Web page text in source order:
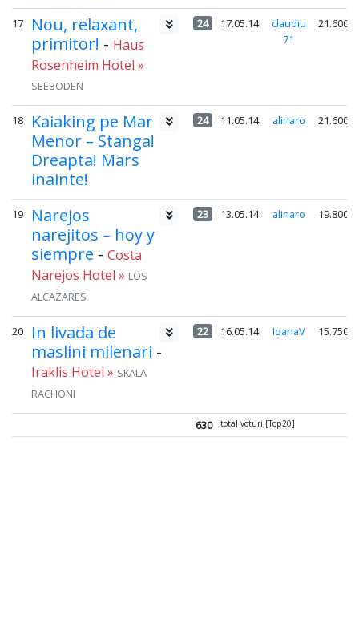
17
Nou, relaxant,
primitor! - Haus
Rosenheim Hotel »
SEEBODEN
24 17.05.14
claudiu
71
21.600
18
Kaiaking pe Mar
Menor – Stanga!
Dreapta! Mars
inainte!
24 11.05.14 alinaro 21.600
19
Narejos
narejitos – hoy y
siempre - Costa
Narejos Hotel » LOS
ALCAZARES
23 13.05.14 alinaro 19.800
20
In livada de
maslini milenari -
Iraklis Hotel » SKALA
RACHONI
22 16.05.14 IoanaV 15.750
630 total voturi [Top20]